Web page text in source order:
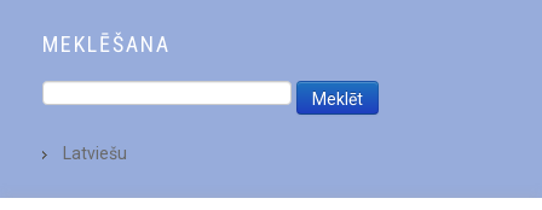
MEKLĒŠANA
Latviešu